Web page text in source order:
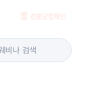
경품당첨확인